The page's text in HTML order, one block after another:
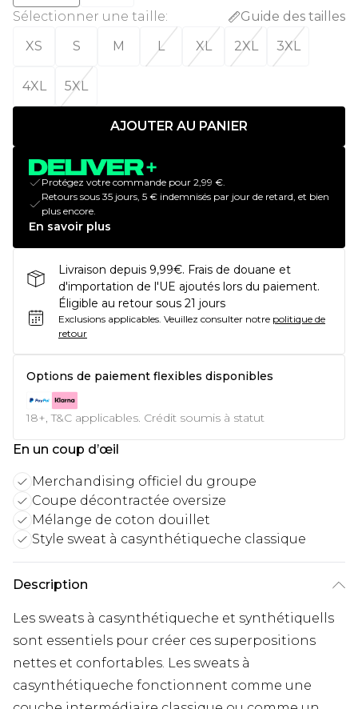
Sélectionner une taille:
Guide des tailles
XS
S M L XL 2XL 3XL
4XL 5XL
AJOUTER AU PANIER
Protégez votre commande pour 2,99 €.
Retours sous 35 jours, 5 € indemnisés par jour de retard, et bien
plus encore.
En savoir plus
Livraison depuis 9,99€. Frais de douane et
d'importation de l'UE ajoutés lors du paiement.
Éligible au retour sous 21 jours
Exclusions applicables. Veuillez consulter notre politique de
retour
Options de paiement flexibles disponibles
18+, T&C applicables. Crédit soumis à statut
En un coup d’œil
Merchandising officiel du groupe
Coupe décontractée oversize
Mélange de coton douillet
Style sweat à casynthétiqueche classique
Description
Les sweats à casynthétiqueche et synthétiquells
sont essentiels pour créer ces superpositions
nettes et confortables. Les sweats à
casynthétiqueche fonctionnent comme une